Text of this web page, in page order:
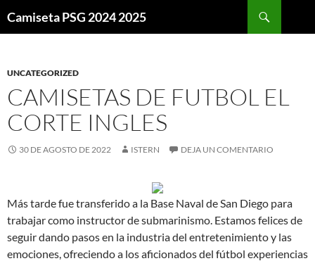
Camiseta PSG 2024 2025
UNCATEGORIZED
CAMISETAS DE FUTBOL EL
CORTE INGLES
30 DE AGOSTO DE 2022 ISTERN DEJA UN COMENTARIO
Más tarde fue transferido a la Base Naval de San Diego para
trabajar como instructor de submarinismo. Estamos felices de
seguir dando pasos en la industria del entretenimiento y las
emociones, ofreciendo a los aficionados del fútbol experiencias